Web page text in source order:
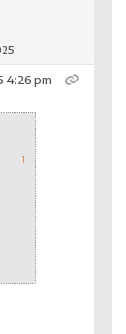
4:26 pm
↑